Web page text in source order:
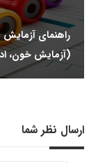
راهنمای
(آزمایش خون،
ارسال نظر شما